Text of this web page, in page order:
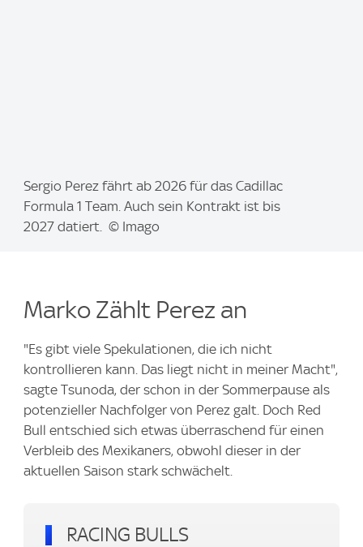
m
Sergio Perez fährt ab 2026 für das Cadillac
Formula 1 Team. Auch sein Kontrakt ist bis
2027 datiert. © Imago
Marko Zählt Perez an
"Es gibt viele Spekulationen, die ich nicht
kontrollieren kann. Das liegt nicht in meiner Macht",
sagte Tsunoda, der schon in der Sommerpause als
potenzieller Nachfolger von Perez galt. Doch Red
Bull entschied sich etwas überraschend für einen
Verbleib des Mexikaners, obwohl dieser in der
aktuellen Saison stark schwächelt.
RACING BULLS